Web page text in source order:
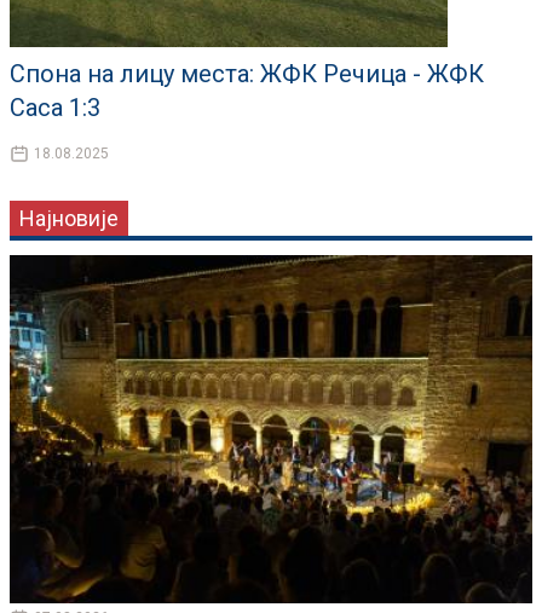
Спона на лицу места: ЖФК Речица - ЖФК
Саса 1:3
18.08.2025
Најновије